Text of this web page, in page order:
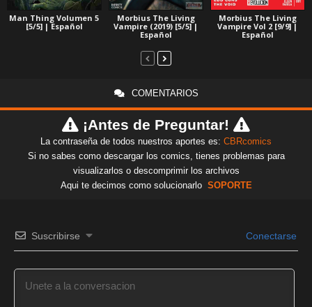
Man Thing Volumen 5
[5/5] | Español
Morbius The Living
Vampire (2019) [5/5] |
Español
Morbius The Living
Vampire Vol 2 [9/9] |
Español
COMENTARIOS
¡Antes de Preguntar!
La contraseña de todos nuestros aportes es: CBRcomics
Si no sabes como descargar los comics, tienes problemas para
visualizarlos o descomprimir los archivos
Aqui te decimos como solucionarlo SOPORTE
Suscribirse Conectarse